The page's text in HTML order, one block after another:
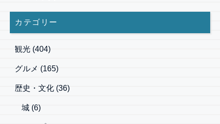
カテゴリー
観光 (404)
グルメ (165)
歴史・文化 (36)
城 (6)